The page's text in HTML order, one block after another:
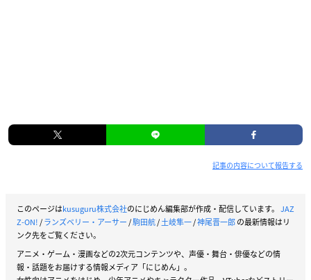
記事の内容について報告する
このページはkusuguru株式会社のにじめん編集部が作成・配信しています。 JAZ
Z-ON!/ランズベリー・アーサー/駒田航/土岐隼一/神尾晋一郎の最新情報はリ
ンク先をご覧ください。
アニメ・ゲーム・漫画などの2次元コンテンツや、声優・舞台・俳優などの情
報・話題をお届けする情報メディア「にじめん」。